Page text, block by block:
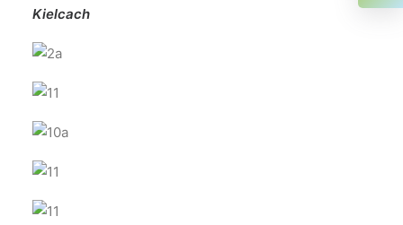
Kielcach